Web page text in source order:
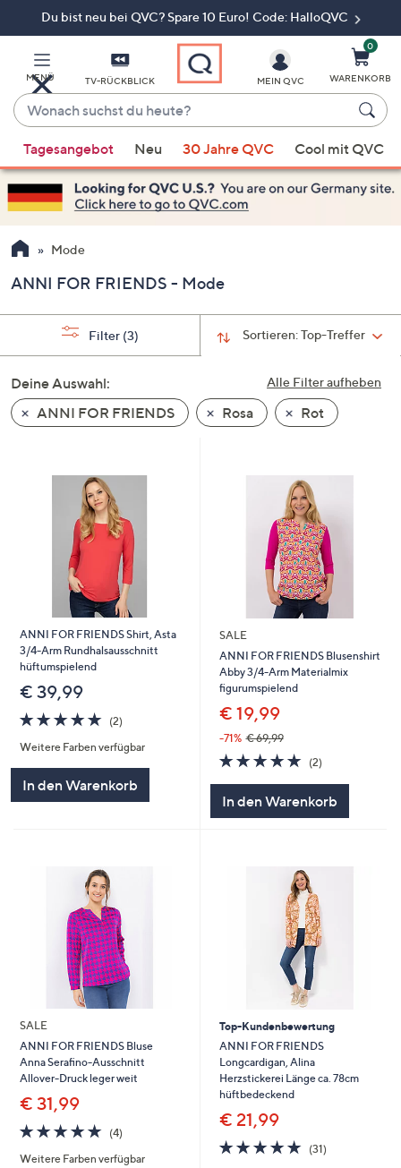
Du bist neu bei QVC? Spare 10 Euro! Code: HalloQVC
MENÜ TV-RÜCKBLICK
Wonach
suchst
du
heute?
Vorschläge
verfügbar
sind,
verwenden
Sie
Pfeiltasten
nach
und
nach
unten
oder
um
diese
anzuzeigen.
MEIN QVC
0
WARENKORB
Tagesangebot Neu 30 Jahre QVC Cool mit QVC
Mode
ANNI FOR FRIENDS - Mode
Sortieren:Top-Treffer
Filter (3)
Alle Filter aufheben
Deine Auswahl:
ANNI FOR FRIENDS
Rosa Rot
ANNI FOR FRIENDS Shirt, Asta
3/4-Arm Rundhalsausschnitt
hüftumspielend
€ 39,99
5.0
von
5
(2)2
Weitere Farben verfügbar
In den Warenkorb
SALE
ANNI FOR FRIENDS Blusenshirt
Abby 3/4-Arm Materialmix
figurumspielend
€ 19,99
-71% € 69,99
5.0
von
(2)2
In den Warenkorb
SALE
ANNI FOR FRIENDS Bluse
Anna Serafino-Ausschnitt
Allover-Druck leger weit
€ 31,99
4.8
von
5
(4)4
Weitere Farben verfügbar
Top-Kundenbewertung
ANNI FOR FRIENDS
Longcardigan, Alina
Herzstickerei Länge ca. 78cm
hüftbedeckend
€ 21,99
4.7
von
(31)31